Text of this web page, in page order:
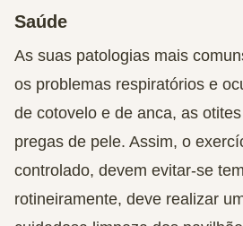
Saúde
As suas patologias mais
os problemas respiratórios e
de cotovelo e de anca, as
pregas de pele. Assim, o
controlado, devem evitar-se
rotineiramente, deve realizar